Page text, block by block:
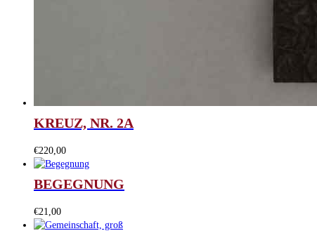
KREUZ, NR. 2A
€220,00
BEGEGNUNG
€21,00